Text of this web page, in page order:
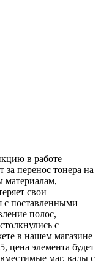
в работе
за перенос тонера на
материалам,
свои
с поставленными
полос,
с
в нашем магазине
цена элемента будет
маг. валы с